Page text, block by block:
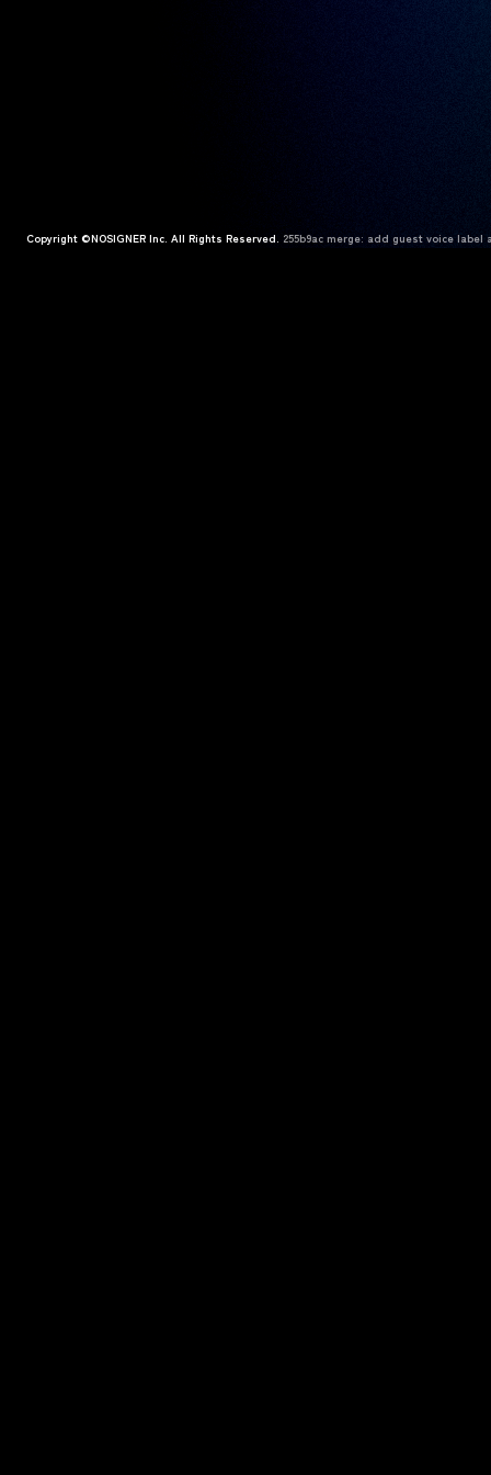
Copyright ©NOSIGNER Inc. All Rights Reserved. 255b9ac merge: add guest voice